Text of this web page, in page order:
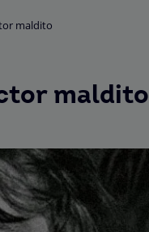
maldito
maldito